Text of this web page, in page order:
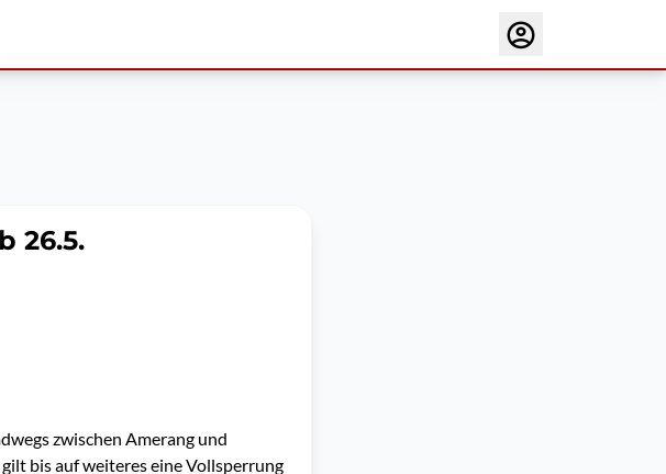
26.5.
zwischen Amerang und
bis auf weiteres eine Vollsperrung